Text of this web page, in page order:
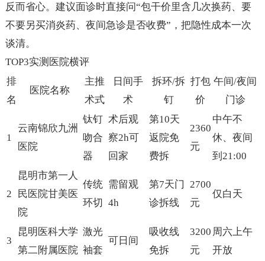
反而省心。建议面诊时直接问“包干价里含几次换药、要
不要另买消炎药、夜间急诊是否收费”，把隐性成本一次
谈清。
TOP3实测医院横评
排
名
医院名称
主推
术式
日间手
术
拆环/拆
钉
打包
价
午间/夜间
门诊
1
云南锦欣九洲
医院
钛钉
吻合
器
术后观
察2h可
回家
第10天
返院免
费拆
2360
元
中午不
休、夜间
到21:00
2
昆明市第一人
民医院甘美医
院
传统
环切
需留观
4h
第7天门
诊拆线
2700
元
仅白天
3
昆明医科大学
第二附属医院
激光
袖套
可日间
吸收线
免拆
3200
元
周六上午
开放